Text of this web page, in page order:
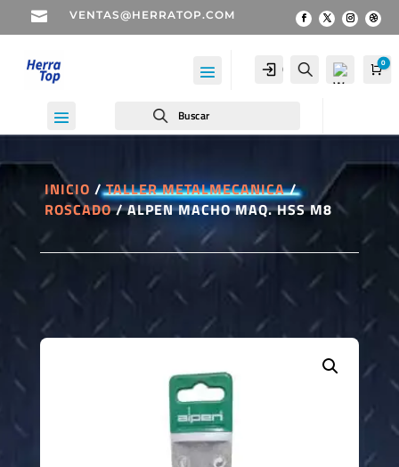
 VENTAS@HERRATOP.COM
Cuenta Buscar
Wis
-0
0
Buscar
INICIO /TALLER METALMECANICA/
ROSCADO/ ALPEN MACHO MAQ. HSS M8